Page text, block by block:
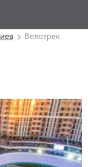
Велотрек